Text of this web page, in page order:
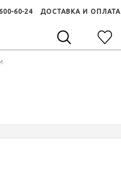
60-24 ДОСТАВКА И ОПЛАТА